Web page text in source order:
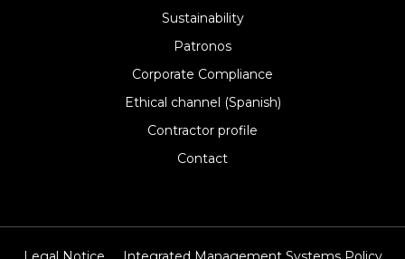
Sustainability
Patronos
Corporate Compliance
Ethical channel (Spanish)
Contractor profile
Contact